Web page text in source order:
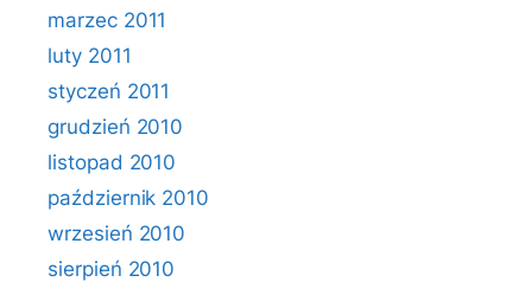
marzec 2011
luty 2011
styczeń 2011
grudzień 2010
listopad 2010
październik 2010
wrzesień 2010
sierpień 2010